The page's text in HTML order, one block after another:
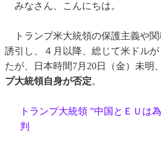
みなさん、こんにちは。
トランプ米大統領の保護主義や
誘引し、４月以降、総じて米ドル
たが、日本時間7月20日（金）未明
プ大統領自身が否定。
トランプ大統領 ”中国とＥＵは
判